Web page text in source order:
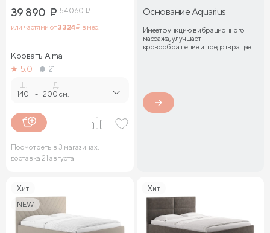
39 890 ₽ 54 060₽
или частями от3 324₽ в мес.
Кровать Alma
5.0
21
140 -
Д.
200 см.
Посмотреть в 3 магазинах,
доставка 21 августа
Основание Aquarius
Имеет функцию вибрационного
массажа, улучшает
кровообращение и предотвращает
Хит
NEW
Хит